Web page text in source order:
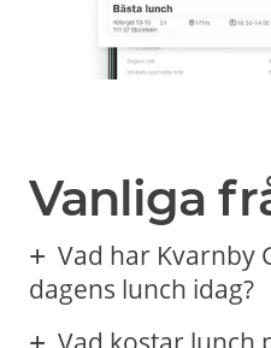
Vanliga
Vad har Kvarnby
dagens lunch idag?